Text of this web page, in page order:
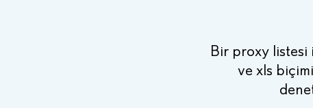
Bir proxy listesi
ve xls